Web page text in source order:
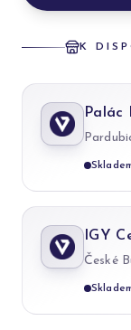
K
Palác
IGY
České